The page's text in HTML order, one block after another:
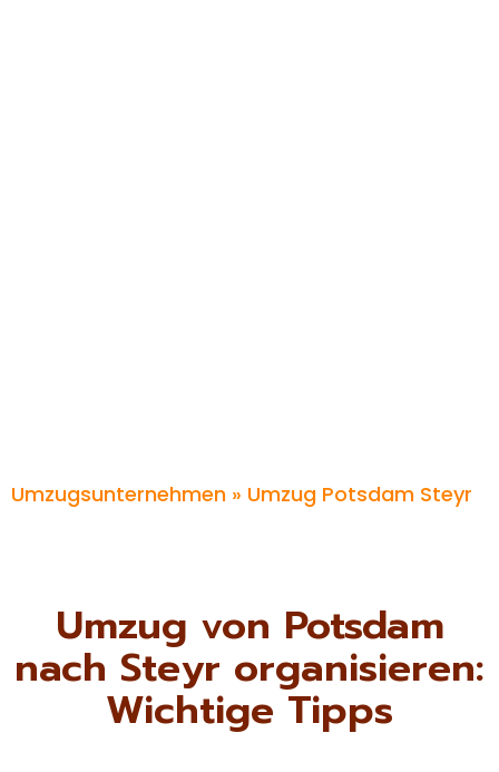
Umzugsunternehmen » Umzug Potsdam Steyr
Umzug von Potsdam
nach Steyr organisieren:
Wichtige Tipps